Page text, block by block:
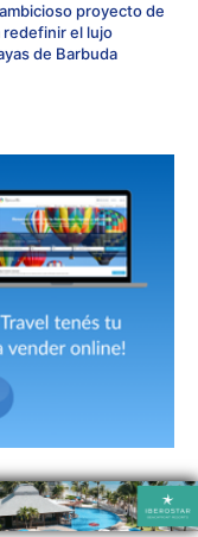
proyecto de
redefinir el lujo
de Barbuda